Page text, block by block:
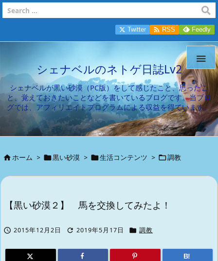
シェナベルのネトゲ日誌Lv2
シェナベルが黒い砂漠（PC版）をして感じたこと、思ったこ
と、覚えておきたいことなどを書いているブログです。当ブロ
グでは、アフィリエイトプログラムによる収益を得ています。

Twitter  RSS Feedly
ホーム > 黒い砂漠 > 生活コンテンツ > 調教
【黒い砂漠２】 馬を交換してみたよ！
 2015年12月2日  2019年5月17日  調教
B!